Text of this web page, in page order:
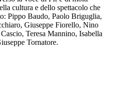
cultura e dello spettacolo che
Pippo Baudo, Paolo Briguglia,
Giuseppe Fiorello, Nino
Teresa Mannino, Isabella
Tornatore.